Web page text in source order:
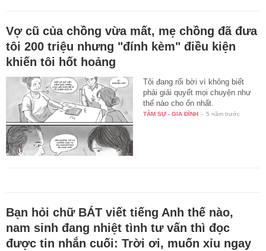
Vợ cũ của chồng vừa mất, mẹ chồng đã đưa
tôi 200 triệu nhưng "đính kèm" điều kiện
khiến tôi hốt hoảng
Tôi đang rối bời vì không biết
phải giải quyết mọi chuyện như
thế nào cho ổn nhất.
TÂM SỰ - GIA ĐÌNH - 5 năm trước
Bạn hỏi chữ BÁT viết tiếng Anh thế nào,
nam sinh đang nhiệt tình tư vấn thì đọc
được tin nhắn cuối: Trời ơi, muốn xỉu ngay